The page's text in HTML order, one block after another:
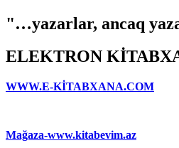
"…yazarlar, ancaq
ELEKTRON
WWW.E-KİTABXANA.COM
Mağaza-www.kitabevim.az